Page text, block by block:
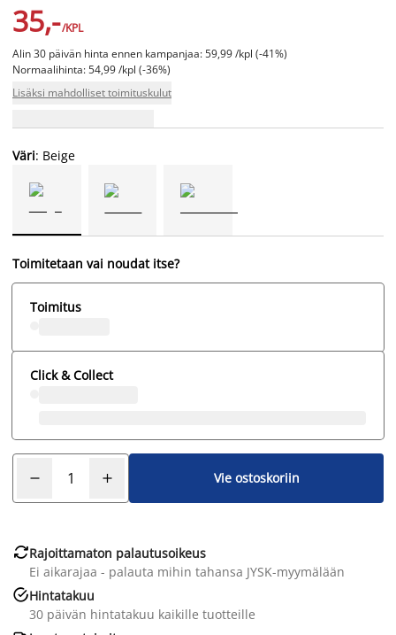
35,-/KPL
Alin 30 päivän hinta ennen kampanjaa: 59,99 /kpl (-41%)
Normaalihinta: 54,99 /kpl (-36%)
Lisäksi mahdolliset toimituskulut
Väri: Beige
Toimitetaan vai noudat itse?
Toimitus
Click & Collect
Vie ostoskoriin
Rajoittamaton palautusoikeus
Ei aikarajaa - palauta mihin tahansa JYSK-myymälään
Hintatakuu
30 päivän hintatakuu kaikille tuotteille